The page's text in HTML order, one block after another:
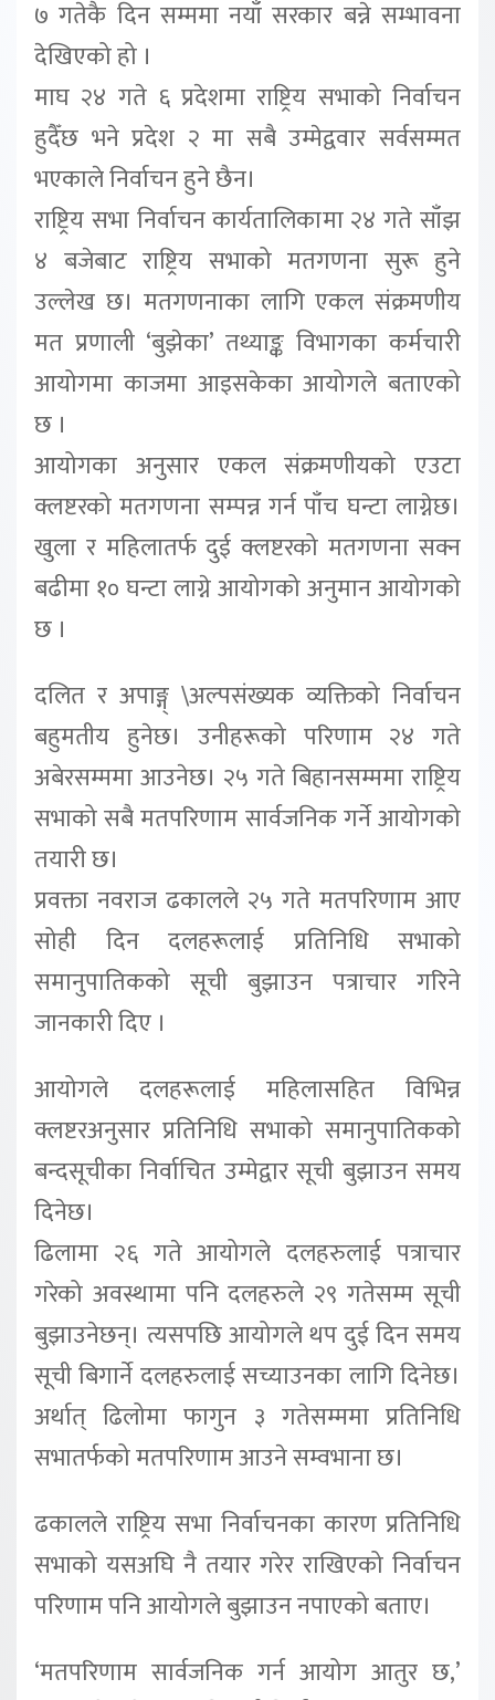
७ गतेकै दिन सम्ममा नयाँ सरकार बन्ने सम्भावना
देखिएको हो ।
माघ २४ गते ६ प्रदेशमा राष्ट्रिय सभाको निर्वाचन
हुदैँछ भने प्रदेश २ मा सबै उम्मेद्ववार सर्वसम्मत
भएकाले निर्वाचन हुने छैन।
राष्ट्रिय सभा निर्वाचन कार्यतालिकामा २४ गते साँझ
४ बजेबाट राष्ट्रिय सभाको मतगणना सुरू हुने
उल्लेख छ। मतगणनाका लागि एकल संक्रमणीय
मत प्रणाली ‘बुझेका’ तथ्याङ्क विभागका कर्मचारी
आयोगमा काजमा आइसकेका आयोगले बताएको
छ ।
आयोगका अनुसार एकल संक्रमणीयको एउटा
क्लष्टरको मतगणना सम्पन्न गर्न पाँच घन्टा लाग्नेछ।
खुला र महिलातर्फ दुई क्लष्टरको मतगणना सक्न
बढीमा १० घन्टा लाग्ने आयोगको अनुमान आयोगको
छ ।
दलित र अपाङ्ग् \अल्पसंख्यक व्यक्तिको निर्वाचन
बहुमतीय हुनेछ। उनीहरूको परिणाम २४ गते
अबेरसम्ममा आउनेछ। २५ गते बिहानसम्ममा राष्ट्रिय
सभाको सबै मतपरिणाम सार्वजनिक गर्ने आयोगको
तयारी छ।
प्रवक्ता नवराज ढकालले २५ गते मतपरिणाम आए
सोही दिन दलहरूलाई प्रतिनिधि सभाको
समानुपातिकको सूची बुझाउन पत्राचार गरिने
जानकारी दिए ।
आयोगले दलहरूलाई महिलासहित विभिन्न
क्लष्टरअनुसार प्रतिनिधि सभाको समानुपातिकको
बन्दसूचीका निर्वाचित उम्मेद्वार सूची बुझाउन समय
दिनेछ।
ढिलामा २६ गते आयोगले दलहरुलाई पत्राचार
गरेको अवस्थामा पनि दलहरुले २९ गतेसम्म सूची
बुझाउनेछन्। त्यसपछि आयोगले थप दुई दिन समय
सूची बिगार्ने दलहरुलाई सच्याउनका लागि दिनेछ।
अर्थात् ढिलोमा फागुन ३ गतेसम्ममा प्रतिनिधि
सभातर्फको मतपरिणाम आउने सम्वभाना छ।
ढकालले राष्ट्रिय सभा निर्वाचनका कारण प्रतिनिधि
सभाको यसअघि नै तयार गरेर राखिएको निर्वाचन
परिणाम पनि आयोगले बुझाउन नपाएको बताए।
‘मतपरिणाम सार्वजनिक गर्न आयोग आतुर छ,’